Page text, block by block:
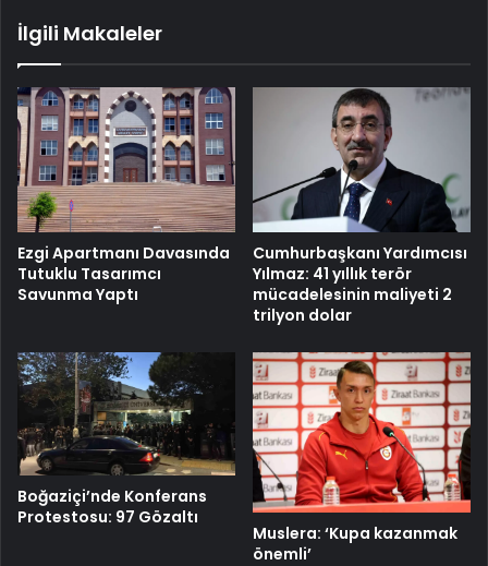
İlgili Makaleler
Ezgi Apartmanı Davasında
Tutuklu Tasarımcı
Savunma Yaptı
Cumhurbaşkanı Yardımcısı
Yılmaz: 41 yıllık terör
mücadelesinin maliyeti 2
trilyon dolar
Boğaziçi’nde Konferans
Protestosu: 97 Gözaltı
Muslera: ‘Kupa kazanmak
önemli’